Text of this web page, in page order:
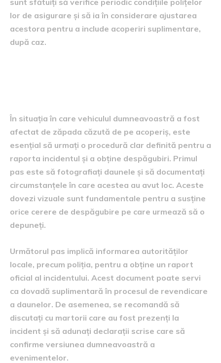
lor de asigurare și să ia în considerare ajustarea
acestora pentru a include acoperiri suplimentare,
după caz.
În situația în care vehiculul dumneavoastră a fost
afectat de zăpada căzută de pe acoperiș, este
esențial să urmați o procedură clar definită pentru a
raporta incidentul și a obține despăgubiri. Primul
pas este să fotografiați daunele și să documentați
circumstanțele în care acestea au avut loc. Aceste
dovezi vizuale sunt fundamentale pentru a susține
orice cerere de despăgubire pe care urmează să o
depuneți.
Următorul pas implică informarea autorităților
locale, precum poliția, pentru a obține un raport
oficial al incidentului. Acest document poate servi
ca dovadă suplimentară în procesul de revendicare
a daunelor. De asemenea, se recomandă să
discutați cu martorii care au fost prezenți la
incident și să adunați declarații scrise care să
confirme versiunea dumneavoastră a
evenimentelor.